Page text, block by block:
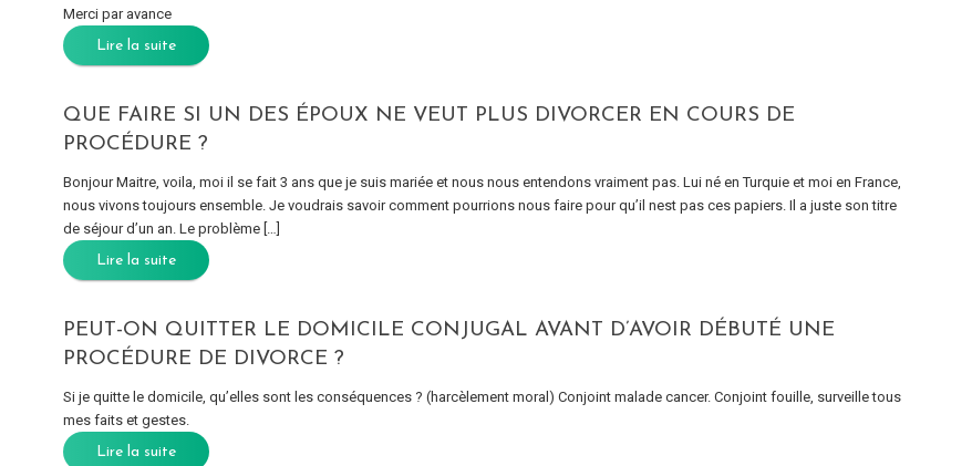
Merci par avance
Lire la suite
QUE FAIRE SI UN DES ÉPOUX NE VEUT PLUS DIVORCER EN COURS DE
PROCÉDURE ?
Bonjour Maitre, voila, moi il se fait 3 ans que je suis mariée et nous nous entendons vraiment pas. Lui né en Turquie et moi en France,
nous vivons toujours ensemble. Je voudrais savoir comment pourrions nous faire pour qu’il nest pas ces papiers. Il a juste son titre
de séjour d’un an. Le problème […]
Lire la suite
PEUT-ON QUITTER LE DOMICILE CONJUGAL AVANT D’AVOIR DÉBUTÉ UNE
PROCÉDURE DE DIVORCE ?
Si je quitte le domicile, qu’elles sont les conséquences ? (harcèlement moral) Conjoint malade cancer. Conjoint fouille, surveille tous
mes faits et gestes.
Lire la suite